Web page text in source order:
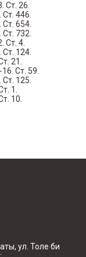
Ст. 26.
446.
654.
732.
Ст. 4.
124.
21.
Ст. 59.
125.
1.
10.
ул. Толе би